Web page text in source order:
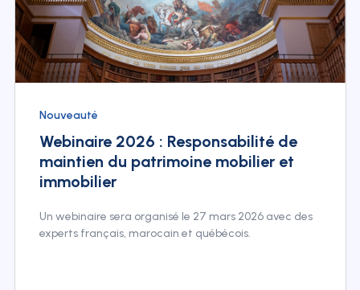
Nouveauté
Webinaire 2026 : Responsabilité de
maintien du patrimoine mobilier et
immobilier
Un webinaire sera organisé le 27 mars 2026 avec des
experts français, marocain et québécois.